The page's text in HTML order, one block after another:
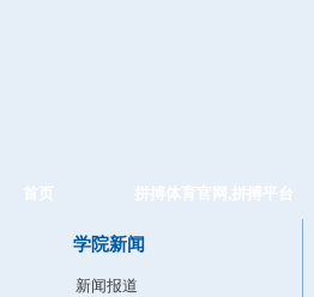
首页 拼搏体育官网,拼搏平台
学院新闻
新闻报道